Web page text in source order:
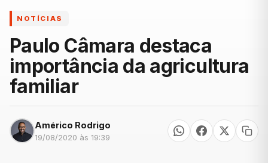
NOTÍCIAS
Paulo Câmara destaca
importância da agricultura
familiar
Américo Rodrigo
19/08/2020 às 19:39